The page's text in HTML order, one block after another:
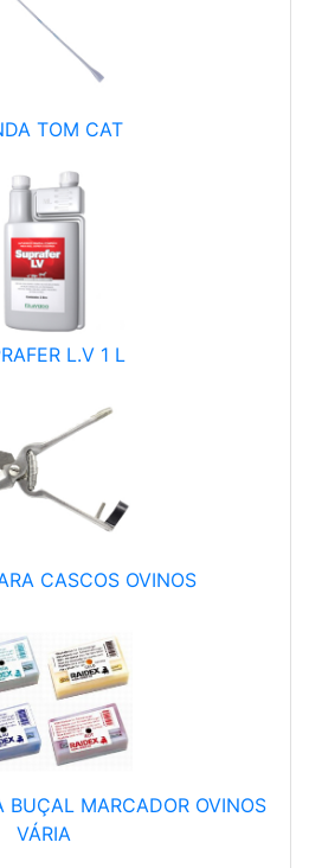
TOM CAT
L.V 1 L
CASCOS OVINOS
BUÇAL MARCADOR OVINOS
VÁRIA